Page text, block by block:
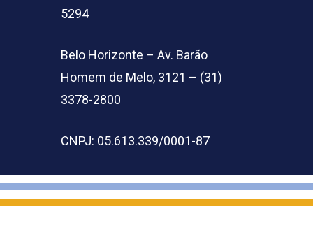
5294
Belo Horizonte – Av. Barão
Homem de Melo, 3121 – (31)
3378-2800
CNPJ: 05.613.339/0001-87